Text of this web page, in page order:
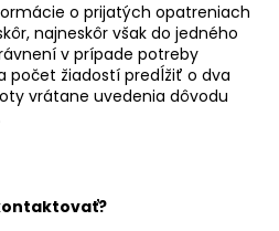
o prijatých opatreniach
najneskôr však do jedného
v prípade potreby
počet žiadostí predĺžiť o dva
vrátane uvedenia dôvodu